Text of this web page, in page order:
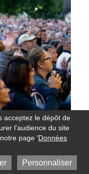
acceptez le dépôt de
l'audience du site
page 'Données
Personnaliser